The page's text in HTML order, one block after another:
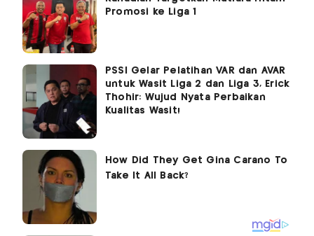
Promosi ke Liga 1
PSSI Gelar Pelatihan VAR dan AVAR
untuk Wasit Liga 2 dan Liga 3, Erick
Thohir: Wujud Nyata Perbaikan
Kualitas Wasit!